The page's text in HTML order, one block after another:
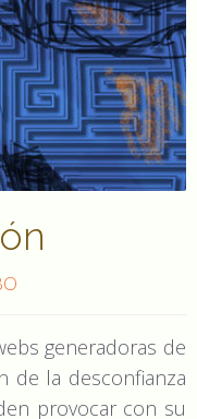
generadoras de
de la desconfianza
provocar con su